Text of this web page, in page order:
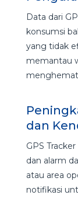
Data dari
konsumsi
yang tidak
memantau
dan
GPS
dan alarm
atau area
notifikasi